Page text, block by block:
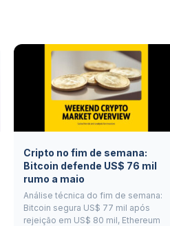
Cripto no fim de semana:
Bitcoin defende US$ 76 mil
rumo a maio
Análise técnica do fim de semana:
Bitcoin segura US$ 77 mil após
rejeição em US$ 80 mil, Ethereum